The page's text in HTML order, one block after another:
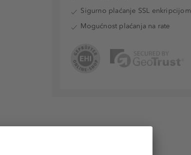
Sigurno plaćanje SSL enkripcijom
Mogućnost plaćanja na rate